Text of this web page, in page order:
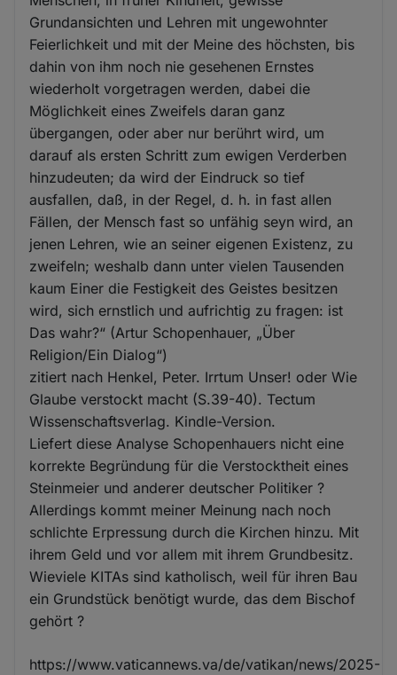
Grundansichten und Lehren mit ungewohnter
Feierlichkeit und mit der Meine des höchsten, bis
dahin von ihm noch nie gesehenen Ernstes
wiederholt vorgetragen werden, dabei die
Möglichkeit eines Zweifels daran ganz
übergangen, oder aber nur berührt wird, um
darauf als ersten Schritt zum ewigen Verderben
hinzudeuten; da wird der Eindruck so tief
ausfallen, daß, in der Regel, d. h. in fast allen
Fällen, der Mensch fast so unfähig seyn wird, an
jenen Lehren, wie an seiner eigenen Existenz, zu
zweifeln; weshalb dann unter vielen Tausenden
kaum Einer die Festigkeit des Geistes besitzen
wird, sich ernstlich und aufrichtig zu fragen: ist
Das wahr?“ (Artur Schopenhauer, „Über
Religion/Ein Dialog“)
zitiert nach Henkel, Peter. Irrtum Unser! oder Wie
Glaube verstockt macht (S.39-40). Tectum
Wissenschaftsverlag. Kindle-Version.
Liefert diese Analyse Schopenhauers nicht eine
korrekte Begründung für die Verstocktheit eines
Steinmeier und anderer deutscher Politiker ?
Allerdings kommt meiner Meinung nach noch
schlichte Erpressung durch die Kirchen hinzu. Mit
ihrem Geld und vor allem mit ihrem Grundbesitz.
Wieviele KITAs sind katholisch, weil für ihren Bau
ein Grundstück benötigt wurde, das dem Bischof
gehört ?
https://www.vaticannews.va/de/vatikan/news/2025-